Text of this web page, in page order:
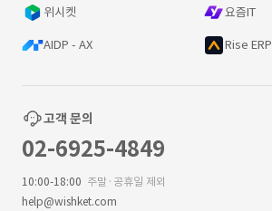
위시켓 요즘IT
AIDP - AX Rise ERP
고객 문의
02-6925-4849
10:00-18:00 주말·공휴일 제외
help@wishket.com